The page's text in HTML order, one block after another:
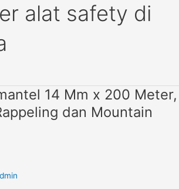
alat safety di
14 Mm x 200 Meter,
dan Mountain